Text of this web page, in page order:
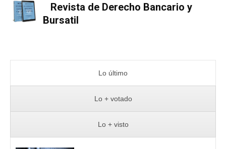
Revista de Derecho Bancario y
Bursatil
Lo último
Lo + votado
Lo + visto